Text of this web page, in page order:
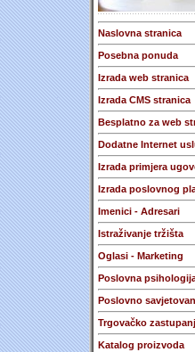
Naslovna stranica
Posebna ponuda
Izrada web stranica
Izrada CMS stranica
Besplatno za web
Dodatne Internet
Izrada primjera
Izrada poslovnog
Imenici - Adresari
Istraživanje tržišta
Oglasi - Marketing
Poslovna
Poslovno
Trgovačko
Katalog proizvoda